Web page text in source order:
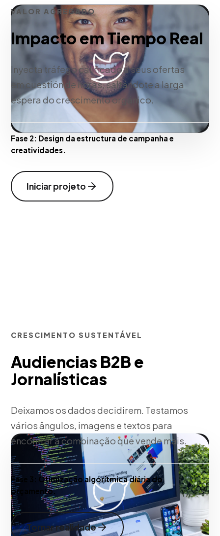
VALOR AGREGADO
Impacto em Tiempo Real
Inyecta tráfego calificado a seus ofertas
em cuestión de horas, saltándote a larga
espera do crescimento orgánico.
Fase 2: Design da estructura de campanha e
creatividades.
Iniciar projeto
CRESCIMENTO SUSTENTÁVEL
Audiencias B2B e
Jornalísticas
Deixamos os dados decidirem. Testamos
vários ângulos, imagens e textos para
encontrar a combinação que vende mais.
Fase 3: Otimização algorítmica diária do
orçamento.
Tornar realidade